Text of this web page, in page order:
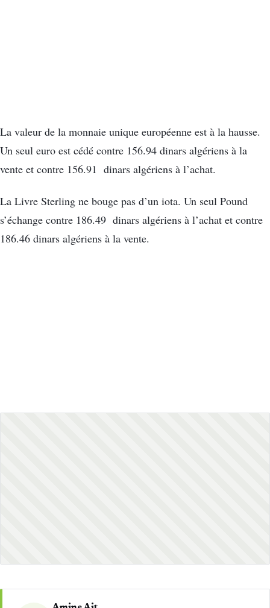
La valeur de la monnaie unique européenne est à la hausse.
Un seul euro est cédé contre 156.94 dinars algériens à la
vente et contre 156.91 dinars algériens à l’achat.
La Livre Sterling ne bouge pas d’un iota. Un seul Pound
s’échange contre 186.49 dinars algériens à l’achat et contre
186.46 dinars algériens à la vente.